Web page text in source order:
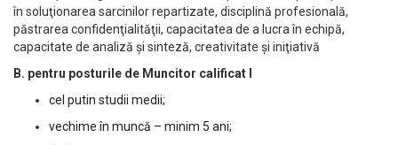
în soluţionarea sarcinilor repartizate, disciplină profesională,
păstrarea confidenţialităţii, capacitatea de a lucra în echipă,
capacitate de analiză şi sinteză, creativitate şi iniţiativă
B. pentru posturile de Muncitor calificat I
cel putin studii medii;
vechime în muncă – minim 5 ani;